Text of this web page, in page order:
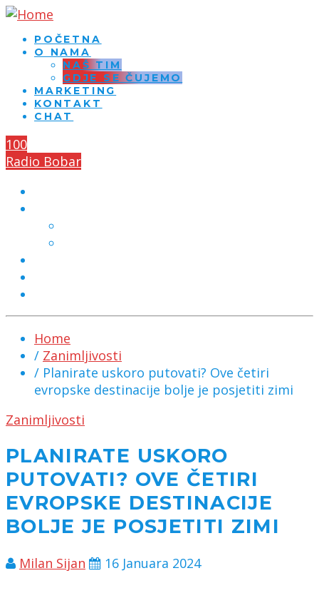
POČETNA
O NAMA
NAŠ TIM
GDJE SE ČUJEMO
MARKETING
KONTAKT
CHAT
100
Radio Bobar
Home
/ Zanimljivosti
/ Planirate uskoro putovati? Ove četiri
evropske destinacije bolje je posjetiti zimi
Zanimljivosti
PLANIRATE USKORO
PUTOVATI? OVE ČETIRI
EVROPSKE DESTINACIJE
BOLJE JE POSJETITI ZIMI
Milan Sijan 16 Januara 2024